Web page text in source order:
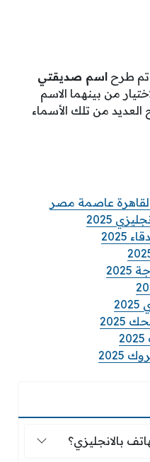
تم طرح اسم صديقتي
من بينهما الاسم
من تلك الأسماء
عاصمة مصر
2025
بالانجليزي؟
بالانجليزي؟